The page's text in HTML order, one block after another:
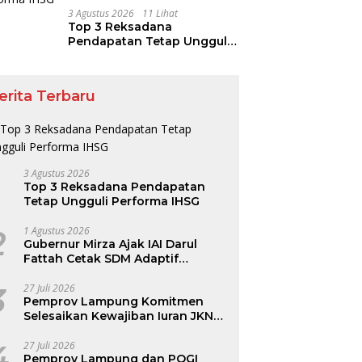
3 Agustus 2026 11 Lihat
Top 3 Reksadana
Pendapatan Tetap Ungguli
Terbaru
3 Agustus 2026
Top 3 Reksadana Pendapatan
Tetap Ungguli Performa IHSG
1 Agustus 2026
Gubernur Mirza Ajak IAI Darul
Fattah Cetak SDM Adaptif
27 Juli 2026
Pemprov Lampung Komitmen
Selesaikan Kewajiban Iuran JKN
Kepesertaan BPJS Kesehatan
27 Juli 2026
Pemprov Lampung dan POGI